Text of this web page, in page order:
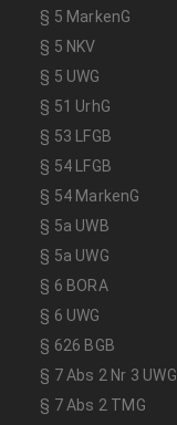
§ 5 MarkenG
§ 5 NKV
§ 5 UWG
§ 51 UrhG
§ 53 LFGB
§ 54 LFGB
§ 54 MarkenG
§ 5a UWB
§ 5a UWG
§ 6 BORA
§ 6 UWG
§ 626 BGB
§ 7 Abs 2 Nr 3 UWG
§ 7 Abs 2 TMG